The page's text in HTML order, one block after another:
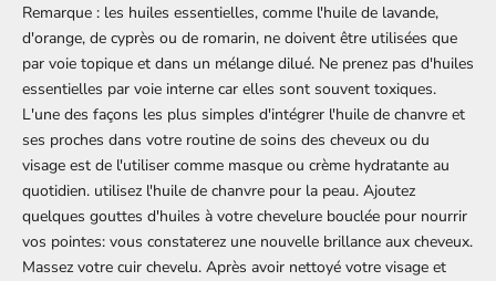
Remarque : les huiles essentielles, comme l'huile de lavande,
d'orange, de cyprès ou de romarin, ne doivent être utilisées que
par voie topique et dans un mélange dilué. Ne prenez pas d'huiles
essentielles par voie interne car elles sont souvent toxiques.
L'une des façons les plus simples d'intégrer l'huile de chanvre et
ses proches dans votre routine de soins des cheveux ou du
visage est de l'utiliser comme masque ou crème hydratante au
quotidien. utilisez l'huile de chanvre pour la peau. Ajoutez
quelques gouttes d'huiles à votre chevelure bouclée pour nourrir
vos pointes: vous constaterez une nouvelle brillance aux cheveux.
Massez votre cuir chevelu. Après avoir nettoyé votre visage et